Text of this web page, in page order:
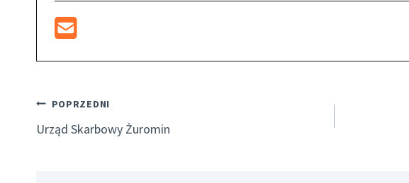
Nawigacja
Wpisu
POPRZEDNI
Urząd Skarbowy Żuromin